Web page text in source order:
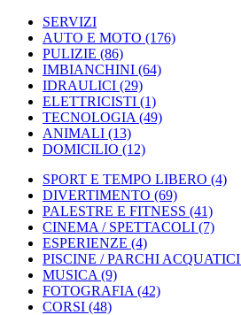
SERVIZI
AUTO E MOTO (176)
PULIZIE (86)
IMBIANCHINI (64)
IDRAULICI (29)
ELETTRICISTI (1)
TECNOLOGIA (49)
ANIMALI (13)
DOMICILIO (12)
SPORT E TEMPO LIBERO (4)
DIVERTIMENTO (69)
PALESTRE E FITNESS (41)
CINEMA / SPETTACOLI (7)
ESPERIENZE (4)
PISCINE / PARCHI ACQUATICI
MUSICA (9)
FOTOGRAFIA (42)
CORSI (48)